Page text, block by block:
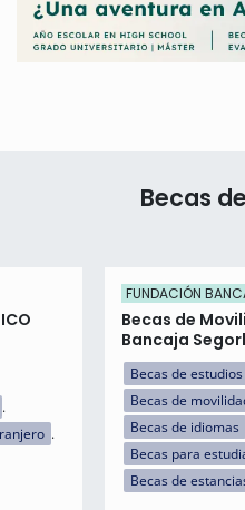
Becas
FUNDACIÓN
Becas de
Bancaja
Becas de estudios
Becas de
Becas de idiomas
Becas para
Becas de